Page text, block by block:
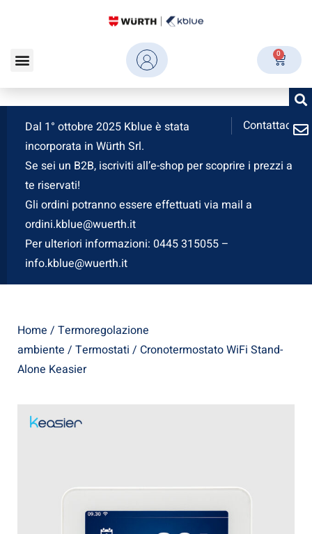
0
Contattaci
Dal 1° ottobre 2025 Kblue è stata
incorporata in Würth Srl.
Se sei un B2B, iscriviti all’e-shop per scoprire i prezzi a
te riservati!
Gli ordini potranno essere effettuati via mail a
ordini.kblue@wuerth.it
Per ulteriori informazioni: 0445 315055 –
info.kblue@wuerth.it
Home / Termoregolazione
ambiente / Termostati / Cronotermostato WiFi Stand-
Alone Keasier